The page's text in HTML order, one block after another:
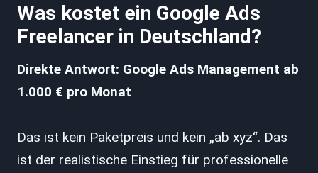
Was kostet ein Google Ads
Freelancer in Deutschland?
Direkte Antwort: Google Ads Management ab
1.000 € pro Monat
Das ist kein Paketpreis und kein „ab xyz“. Das
ist der realistische Einstieg für professionelle